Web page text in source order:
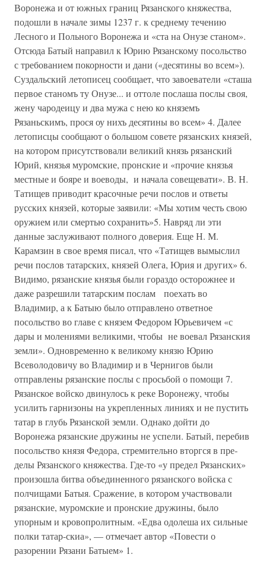
Воронежа и от южных границ Рязанского княжества,
подошли в начале зимы 1237 г. к среднему течению
Лесного и Польного Воронежа и «ста на Онузе станом».
Отсюда Батый направил к Юрию Рязанскому посольство
с требованием покорности и дани («десятины во всем»).
Суздальский летописец сообщает, что завоеватели «сташа
первое станомъ ту Онузе... и оттоле послаша послы своя,
жену чародеицу и два мужа с нею ко княземъ
Рязаньскимъ, прося оу нихъ десятины во всем» 4. Далее
летописцы сообщают о большом совете рязанских князей,
на котором присутствовали великий князь рязанский
Юрий, князья муромские, пронские и «прочие князья
местные и бояре и воеводы, и начала совещевати». В. Н.
Татищев приводит красочные речи послов и ответы
русских князей, которые заявили: «Мы хотим честь свою
оружием или смертью сохранить»5. Навряд ли эти
данные заслуживают полного доверия. Еще Н. М.
Карамзин в свое время писал, что «Татищев вымыслил
речи послов татарских, князей Олега, Юрия и других» 6.
Видимо, рязанские князья были гораздо осторожнее и
даже разрешили татарским послам поехать во
Владимир, а к Батыю было отправлено ответное
посольство во главе с князем Федором Юрьевичем «с
дары и молениями великими, чтобы не воевал Рязанския
земли». Одновременно к великому князю Юрию
Всеволодовичу во Владимир и в Чернигов были
отправлены рязанские послы с просьбой о помощи 7.
Рязанское войско двинулось к реке Воронежу, чтобы
усилить гарнизоны на укрепленных линиях и не пустить
татар в глубь Рязанской земли. Однако дойти до
Воронежа рязанские дружины не успе­ли. Батый, перебив
посольство князя Федора, стремительно вторгся в пре­
делы Рязанского княжества. Где-то «у предел Рязанских»
произошла бит­ва объединенного рязанского войска с
полчищами Батыя. Сражение, в котором участвовали
рязанские, муромские и пронские дружины, было
упорным и кровопролитным. «Едва одолеша их сильные
полки татар-скиа», — отмечает автор «Повести о
разорении Рязани Батыем» 1.